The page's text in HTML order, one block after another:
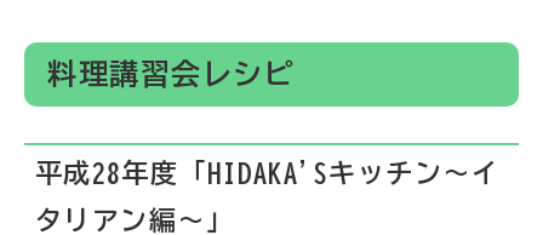
料理講習会レシピ
平成28年度「HIDAKA'Sキッチン～イ
タリアン編～」